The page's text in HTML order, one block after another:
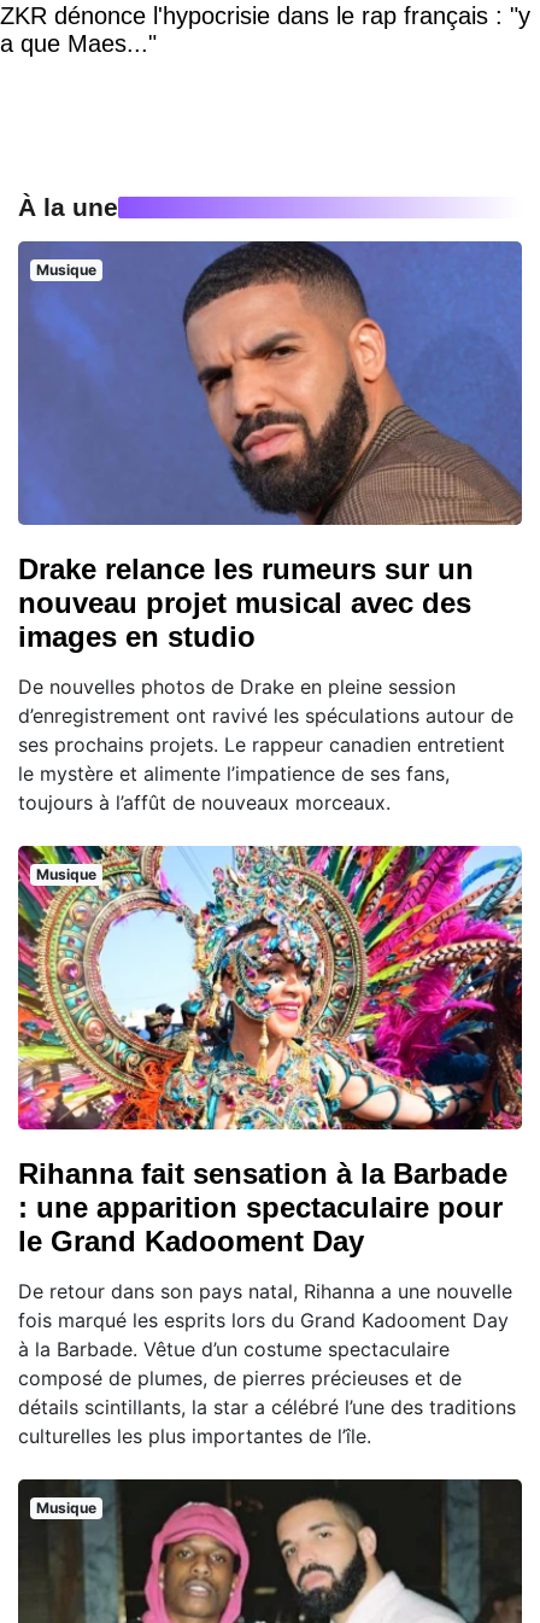
ZKR dénonce l'hypocrisie dans le rap français : "y
a que Maes..."
À la une
Musique
Drake relance les rumeurs sur un
nouveau projet musical avec des
images en studio
De nouvelles photos de Drake en pleine session
d’enregistrement ont ravivé les spéculations autour de
ses prochains projets. Le rappeur canadien entretient
le mystère et alimente l’impatience de ses fans,
toujours à l’affût de nouveaux morceaux.
Musique
Rihanna fait sensation à la Barbade
: une apparition spectaculaire pour
le Grand Kadooment Day
De retour dans son pays natal, Rihanna a une nouvelle
fois marqué les esprits lors du Grand Kadooment Day
à la Barbade. Vêtue d’un costume spectaculaire
composé de plumes, de pierres précieuses et de
détails scintillants, la star a célébré l’une des traditions
culturelles les plus importantes de l’île.
Musique